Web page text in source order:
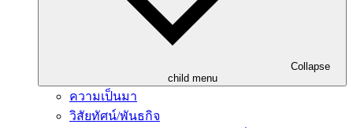
Collapse
child menu
ความเป็นมา
วิสัยทัศน์/พันธกิจ